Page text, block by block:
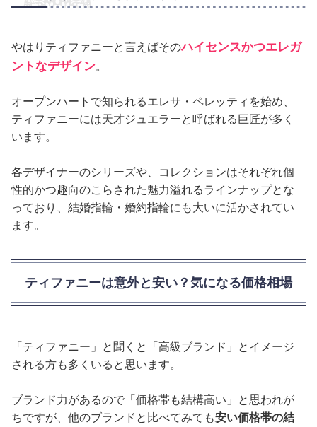
やはりティファニーと言えばそのハイセンスかつエレガ
ントなデザイン。
オープンハートで知られるエレサ・ペレッティを始め、
ティファニーには天才ジュエラーと呼ばれる巨匠が多く
います。
各デザイナーのシリーズや、コレクションはそれぞれ個
性的かつ趣向のこらされた魅力溢れるラインナップとな
っており、結婚指輪・婚約指輪にも大いに活かされてい
ます。
ティファニーは意外と安い？気になる価格相場
「ティファニー」と聞くと「高級ブランド」とイメージ
される方も多くいると思います。
ブランド力があるので「価格帯も結構高い」と思われが
ちですが、他のブランドと比べてみても安い価格帯の結